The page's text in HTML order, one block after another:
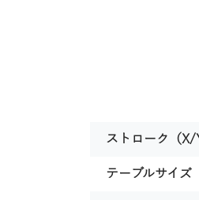
ストローク（X/
テーブルサイズ
ソフトウェア